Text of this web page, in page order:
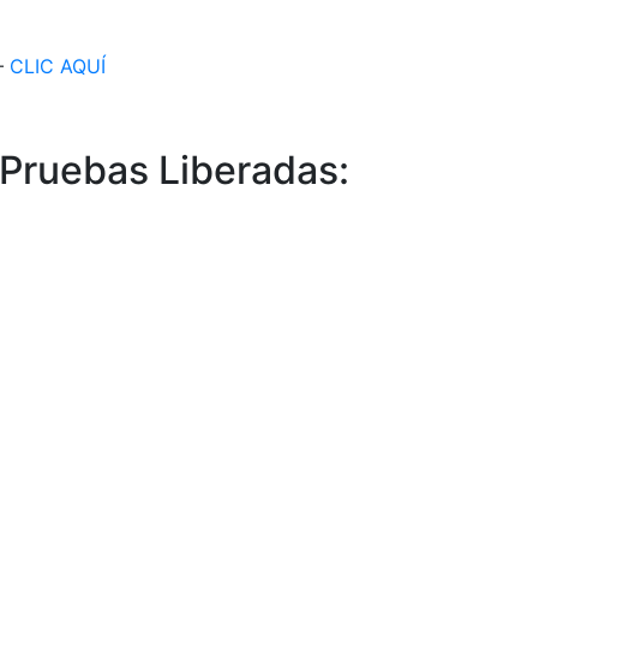
CLIC AQUÍ
Liberadas: